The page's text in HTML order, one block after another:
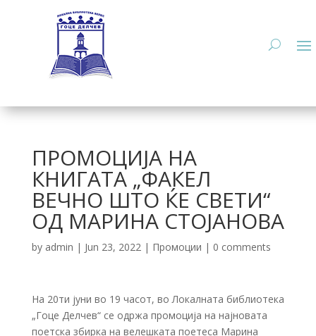
ПРОМОЦИЈА НА
КНИГАТА „ФАКЕЛ
ВЕЧНО ШТО ЌЕ СВЕТИ“
ОД МАРИНА СТОЈАНОВА
by admin | Jun 23, 2022| Промоции | 0 comments
На 20ти јуни во 19 часот, во Локалната библиотека
„Гоце Делчев“ се одржа промоција на најновата
поетска збирка на велешката поетеса Марина